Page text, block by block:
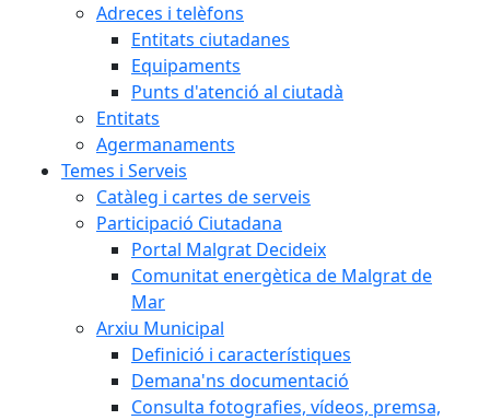
Adreces i telèfons
Entitats ciutadanes
Equipaments
Punts d'atenció al ciutadà
Entitats
Agermanaments
Temes i Serveis
Catàleg i cartes de serveis
Participació Ciutadana
Portal Malgrat Decideix
Comunitat energètica de Malgrat de
Mar
Arxiu Municipal
Definició i característiques
Demana'ns documentació
Consulta fotografies, vídeos, premsa,